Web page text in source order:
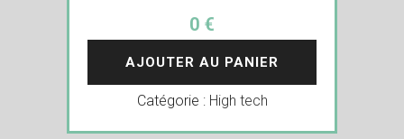
0 €
AJOUTER AU PANIER
Catégorie : High tech